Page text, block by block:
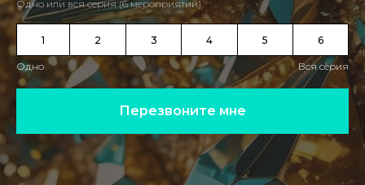
Одно или вся серия (6 мероприятий)
1 2 3 4 5 6
Одно Вся серия
Перезвоните мне